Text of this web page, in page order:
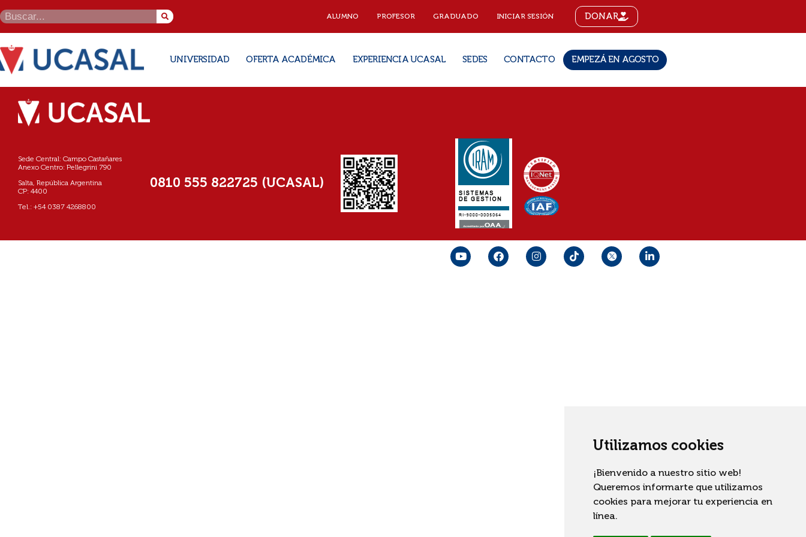
Utilizamos cookies
¡Bienvenido a nuestro sitio web!
Queremos informarte que utilizamos
cookies para mejorar tu experiencia en
línea.
ALUMNO PROFESOR GRADUADO INICIAR SESIÓN DONAR
UNIVERSIDAD OFERTA ACADÉMICA EXPERIENCIA UCASAL SEDES CONTACTO EMPEZÁ EN AGOSTO
Sede Central: Campo Castañares
Anexo Centro: Pellegrini 790
Salta, República Argentina
CP: 4400
Tel.: +54 0387 4268800
0810 555 822725 (UCASAL)